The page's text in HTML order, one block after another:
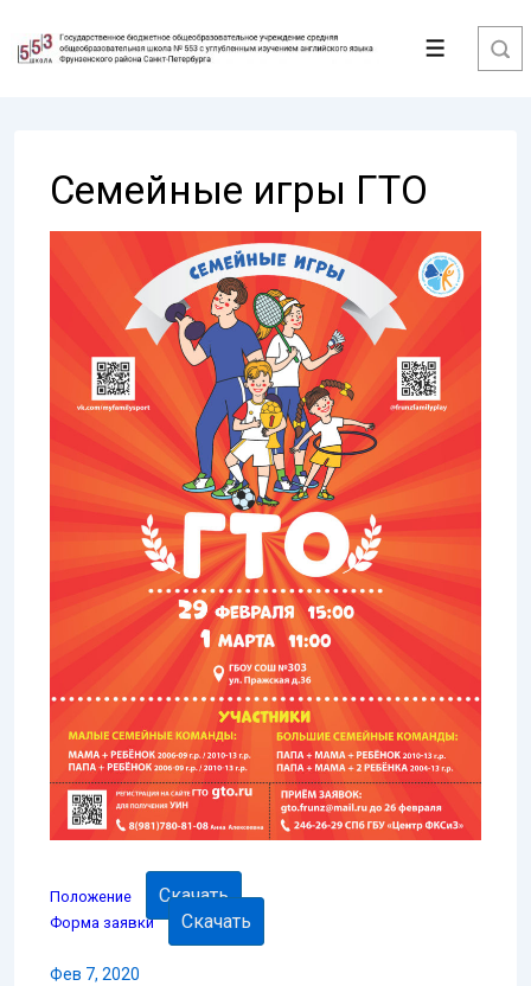
Перейти
Меню
Семейные игры ГТО
Положение Скачать
Форма заявки Скачать
Фев 7, 2020